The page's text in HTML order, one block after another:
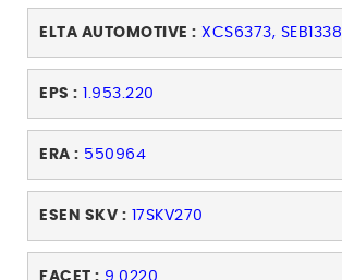
ELTA AUTOMOTIVE : XCS6373, SEB1338
EPS : 1.953.220
ERA : 550964
ESEN SKV : 17SKV270